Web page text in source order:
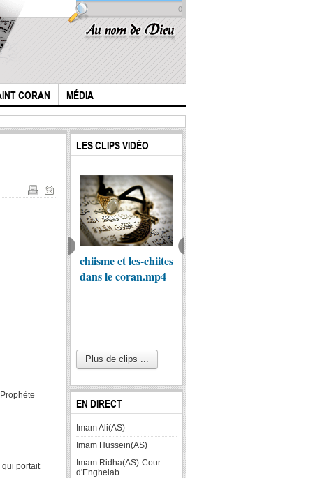
CORAN MÉDIA
0
qui portait
LES CLIPS VIDÉO
de l'Imam
"Al lohuf"...
chiisme et les-chiites
dans le coran.mp4
Récitation histoire
du achura -
Murtadha al-
khaligh
Plus de clips ...
EN DIRECT
Imam Ali(AS)
Imam Hussein(AS)
Imam Ridha(AS)-Cour
d'Enghelab